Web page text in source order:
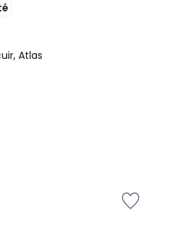
Atlas